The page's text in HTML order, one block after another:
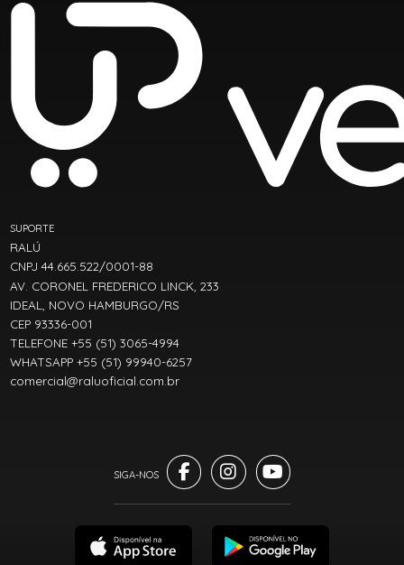
SUPORTE
RALÚ
CNPJ 44.665.522/0001-88
AV. CORONEL FREDERICO LINCK, 233
IDEAL, NOVO HAMBURGO/RS
CEP 93336-001
TELEFONE +55 (51) 3065-4994
WHATSAPP +55 (51) 99940-6257
comercial@raluoficial.com.br